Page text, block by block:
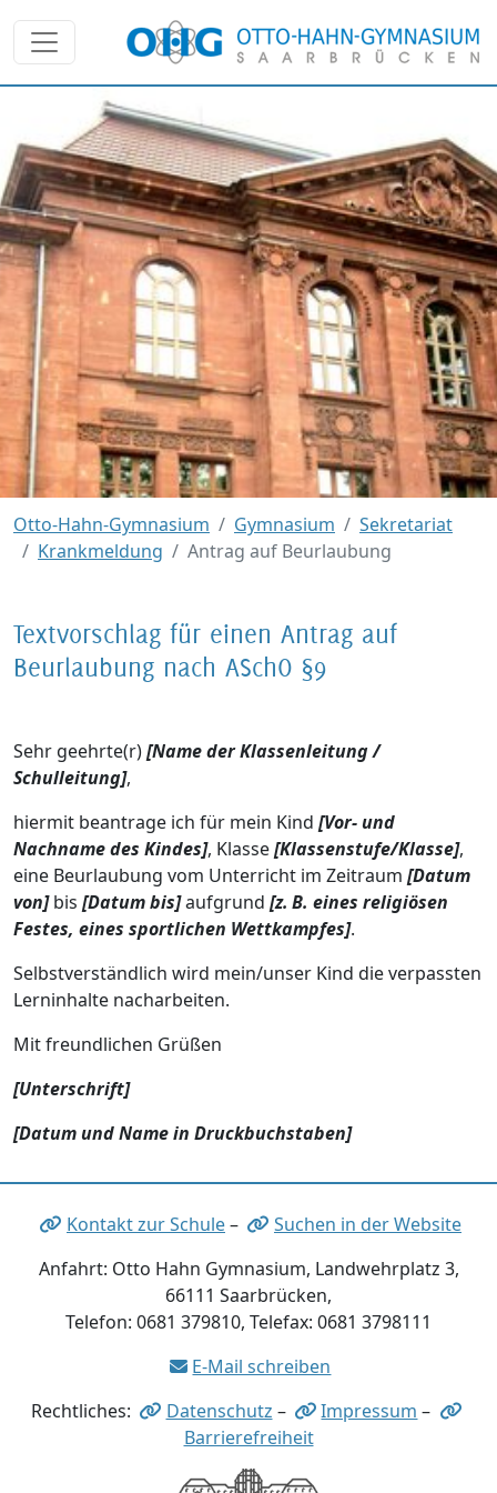
Otto-Hahn-Gymnasium Gymnasium
Sekretariat
Krankmeldung
Antrag auf Beurlaubung
Textvorschlag für einen Antrag auf
Beurlaubung nach ASchO §9
Sehr geehrte(r)[Name der Klassenleitung /
Schulleitung],
hiermit beantrage ich für mein Kind [Vor- und
Nachname des Kindes], Klasse[Klassenstufe/Klasse],
eine Beurlaubung vom Unterricht im Zeitraum [Datum
von]bis [Datum bis]aufgrund [z. B. eines religiösen
Festes, eines sportlichen Wettkampfes].
Selbstverständlich wird mein/unser Kind die verpassten
Lerninhalte nacharbeiten.
Mit freundlichen Grüßen
[Unterschrift]
[Datum und Name in Druckbuchstaben]
Kontakt zur Schule–
Suchen in der Website
Anfahrt: Otto Hahn Gymnasium, Landwehrplatz 3,
66111 Saarbrücken,
Telefon: 0681 379810, Telefax: 0681 3798111
E-Mail schreiben
Rechtliches:
Datenschutz – Impressum –
Barrierefreiheit